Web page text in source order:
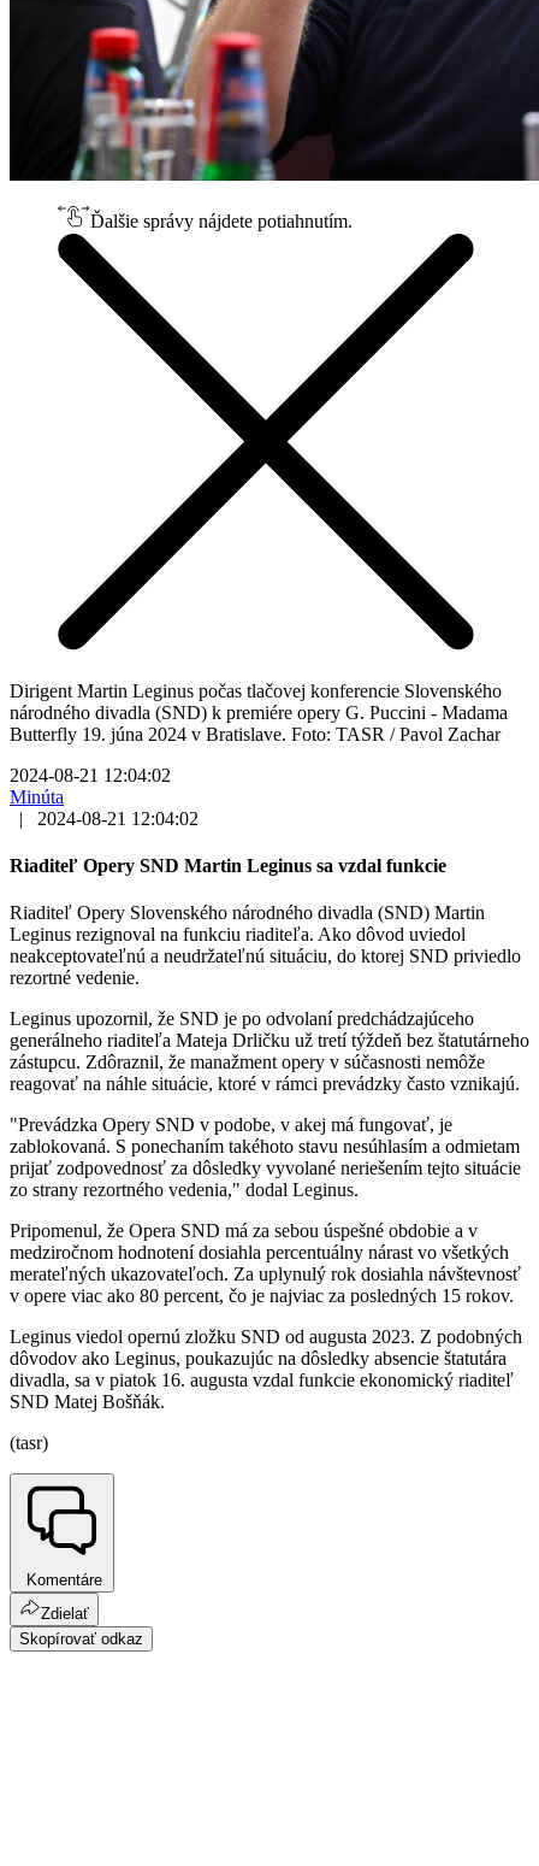
Ďalšie správy nájdete potiahnutím.
Dirigent Martin Leginus počas tlačovej konferencie Slovenského
národného divadla (SND) k premiére opery G. Puccini - Madama
Butterfly 19. júna 2024 v Bratislave. Foto: TASR / Pavol Zachar
2024-08-21 12:04:02
Minúta
|
2024-08-21 12:04:02
Riaditeľ Opery SND Martin Leginus sa vzdal funkcie
Riaditeľ Opery Slovenského národného divadla (SND) Martin
Leginus rezignoval na funkciu riaditeľa. Ako dôvod uviedol
neakceptovateľnú a neudržateľnú situáciu, do ktorej SND priviedlo
rezortné vedenie.
Leginus upozornil, že SND je po odvolaní predchádzajúceho
generálneho riaditeľa Mateja Drličku už tretí týždeň bez štatutárneho
zástupcu. Zdôraznil, že manažment opery v súčasnosti nemôže
reagovať na náhle situácie, ktoré v rámci prevádzky často vznikajú.
"Prevádzka Opery SND v podobe, v akej má fungovať, je
zablokovaná. S ponechaním takéhoto stavu nesúhlasím a odmietam
prijať zodpovednosť za dôsledky vyvolané neriešením tejto situácie
zo strany rezortného vedenia," dodal Leginus.
Pripomenul, že Opera SND má za sebou úspešné obdobie a v
medziročnom hodnotení dosiahla percentuálny nárast vo všetkých
merateľných ukazovateľoch. Za uplynulý rok dosiahla návštevnosť
v opere viac ako 80 percent, čo je najviac za posledných 15 rokov.
Leginus viedol opernú zložku SND od augusta 2023. Z podobných
dôvodov ako Leginus, poukazujúc na dôsledky absencie štatutára
divadla, sa v piatok 16. augusta vzdal funkcie ekonomický riaditeľ
SND Matej Bošňák.
(tasr)
Komentáre
Zdielať
Skopírovať odkaz